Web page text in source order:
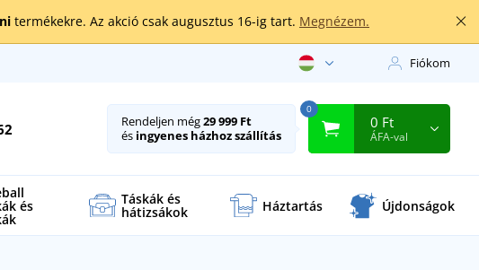
termékekre. Az akció csak augusztus 16-ig tart. Megnézem.
Fiókom
Rendeljen még29 999 Ft
és ingyenes házhoz szállítás
0
0 Ft
ÁFA-val
és Táskák és
hátizsákok Háztartás Újdonságok